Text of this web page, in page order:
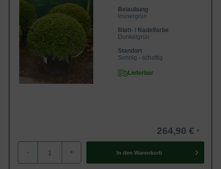
Belaubung
Immergrün
Blatt- / Nadelfarbe
Dunkelgrün
Standort
Sonnig - schattig
Lieferbar
264,90 €
- + In den Warenkorb